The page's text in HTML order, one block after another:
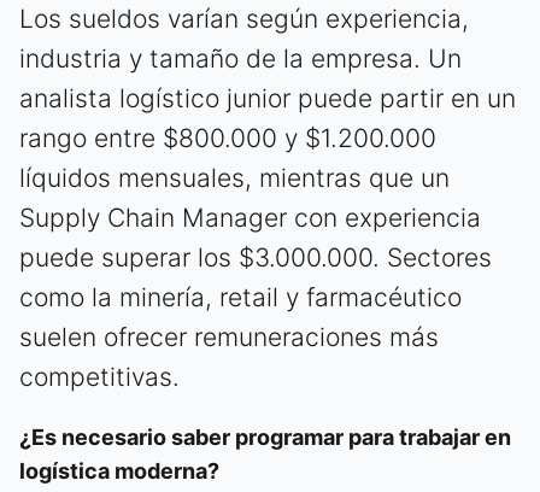
Los sueldos varían según experiencia,
industria y tamaño de la empresa. Un
analista logístico junior puede partir en un
rango entre $800.000 y $1.200.000
líquidos mensuales, mientras que un
Supply Chain Manager con experiencia
puede superar los $3.000.000. Sectores
como la minería, retail y farmacéutico
suelen ofrecer remuneraciones más
competitivas.
¿Es necesario saber programar para trabajar en
logística moderna?